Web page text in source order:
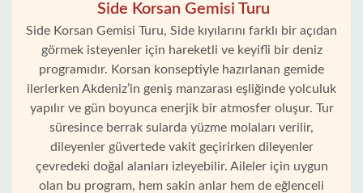
Side Korsan Gemisi Turu
Side Korsan Gemisi Turu, Side kıyılarını farklı bir açıdan
görmek isteyenler için hareketli ve keyifli bir deniz
programıdır. Korsan konseptiyle hazırlanan gemide
ilerlerken Akdeniz’in geniş manzarası eşliğinde yolculuk
yapılır ve gün boyunca enerjik bir atmosfer oluşur. Tur
süresince berrak sularda yüzme molaları verilir,
dileyenler güvertede vakit geçirirken dileyenler
çevredeki doğal alanları izleyebilir. Aileler için uygun
olan bu program, hem sakin anlar hem de eğlenceli